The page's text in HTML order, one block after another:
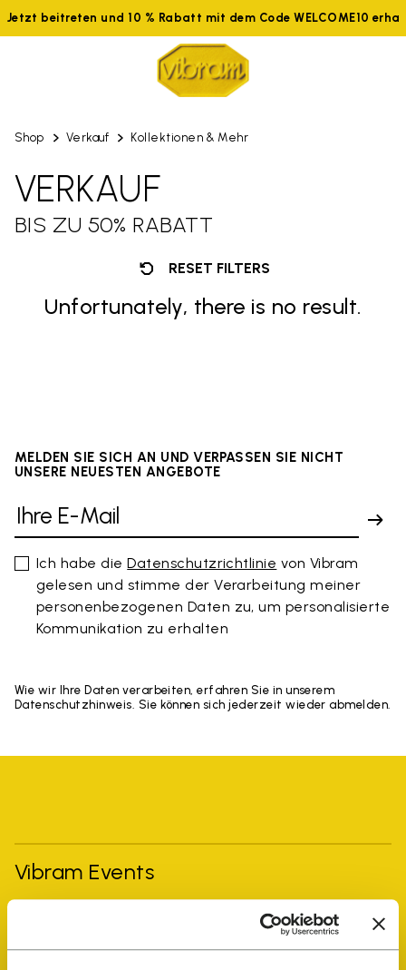
Jetzt beitreten und 10 % Rabatt mit dem Code WELCOME10
Shop Verkauf Kollektionen & Mehr
VERKAUF
BIS ZU 50% RABATT
RESET FILTERS
Unfortunately, there is no result.
MELDEN SIE SICH AN UND VERPASSEN SIE NICHT
UNSERE NEUESTEN ANGEBOTE
Ich habe dieDatenschutzrichtlinie von Vibram
gelesen und stimme der Verarbeitung meiner
personenbezogenen Daten zu, um personalisierte
Kommunikation zu erhalten
Wie wir Ihre Daten verarbeiten, erfahren Sie in unserem
Datenschutzhinweis. Sie können sich jederzeit wieder abmelden.
Vibram Events